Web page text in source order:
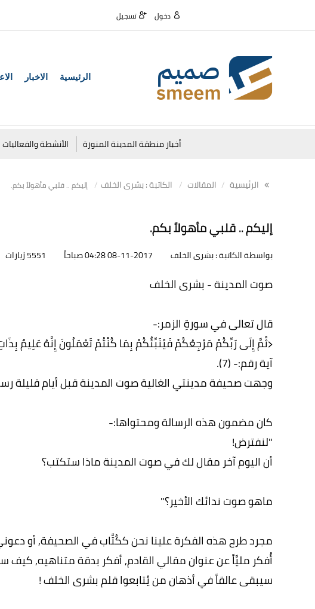
دخول تسجيل
الرئيسية الاخبار
أخبار منطقة المدينة المنورة الأنشطة والفعاليات
الرئيسية المقالات الكاتبة : بشرى الخلف إليكم .. قلبي مأهولاً بكم.
إليكم .. قلبي مأهولاً بكم.
بواسطة الكاتبة : بشرى الخلف 08-11-2017 04:28 صباحاً 5551 زيارات
صوت المدينة - بشرى الخلف
قال تعالى في سورةِ الزمر:-
﴿ثُمَّ إِلَى رَبِّكُمْ مَرْجِعُكُمْ فَيُنَبِّئُكُمْ بِمَا كُنْتُمْ تَعْمَلُونَ إِنَّهُ عَلِيمٌ
آية رقم:- (7).
وجهت صحيفة مدينتي الغالية صوت المدينة قبل أيام قليلة
كان مضمون هذه الرسالة ومحتواها:-
"لنفترض!
أن اليوم آخر مقال لك في صوت المدينة ماذا ستكتب؟
ماهو صوت ندائك الأخير؟"
مجرد طرح هذه الفكرة علينا نحن ككُتَّاب في الصحيفة, أو
أُفكر مليَّاً عن عنوان مقالي القادم, أفكر بدقة متناهيه,
سيبقى عالقاً في أذهان من يُتابعوا قلم بشرى الخلف !